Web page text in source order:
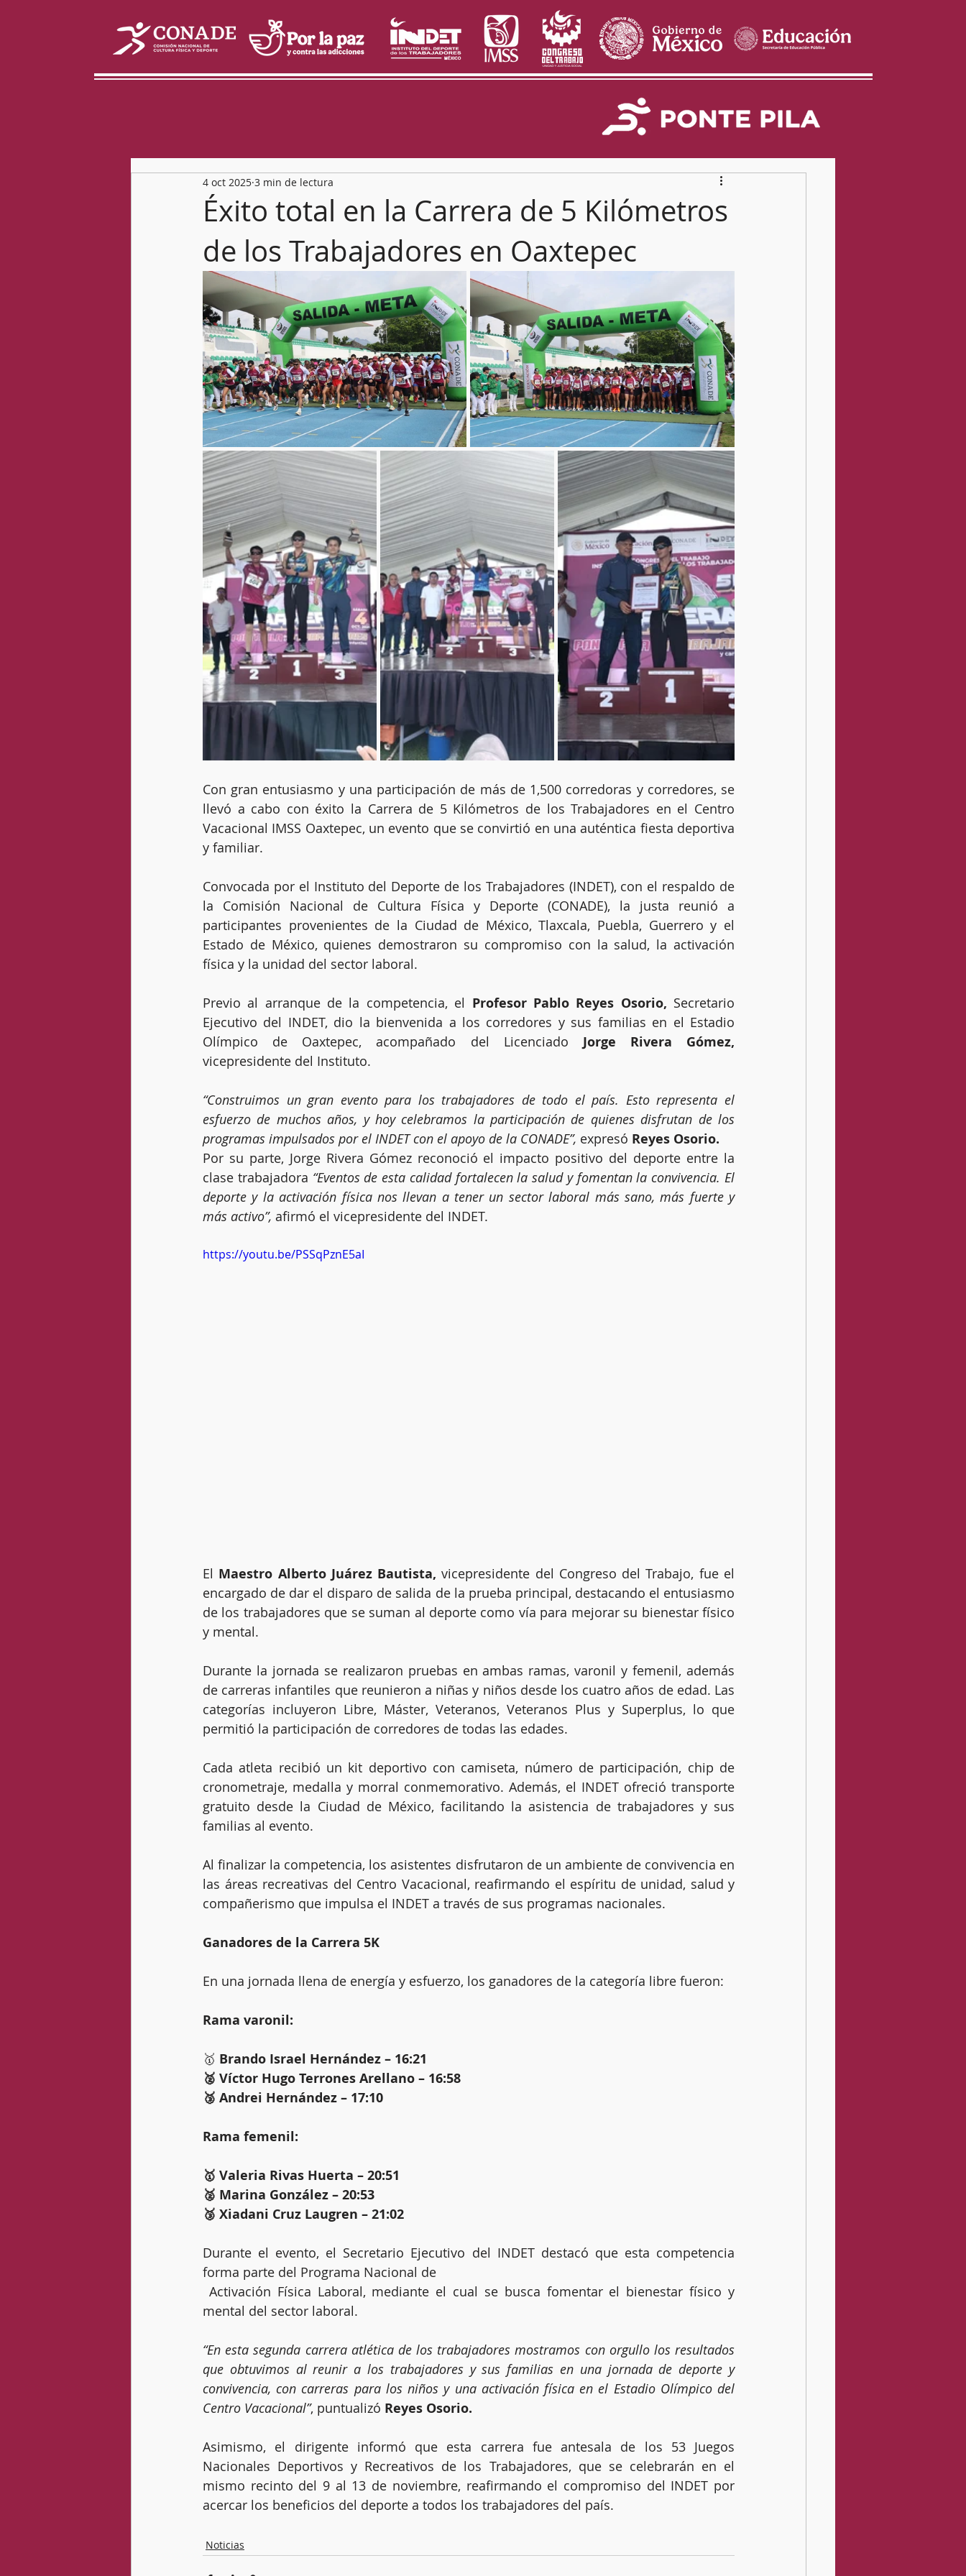
Éxito total en la Carrera de 5 Kilómetros
de los Trabajadores en Oaxtepec
4 oct 2025 3 min de lectura
Con gran entusiasmo y una participación de más de 1,500 corredoras y corredores, se
llevó a cabo con éxito la Carrera de 5 Kilómetros de los Trabajadores en el Centro
Vacacional IMSS Oaxtepec, un evento que se convirtió en una auténtica fiesta deportiva
y familiar.
Convocada por el Instituto del Deporte de los Trabajadores (INDET), con el respaldo de
la Comisión Nacional de Cultura Física y Deporte (CONADE), la justa reunió a
participantes provenientes de la Ciudad de México, Tlaxcala, Puebla, Guerrero y el
Estado de México, quienes demostraron su compromiso con la salud, la activación
física y la unidad del sector laboral.
Previo al arranque de la competencia, el Profesor Pablo Reyes Osorio, Secretario
Ejecutivo del INDET, dio la bienvenida a los corredores y sus familias en el Estadio
Olímpico de Oaxtepec, acompañado del Licenciado Jorge Rivera Gómez,
vicepresidente del Instituto.
“Construimos un gran evento para los trabajadores de todo el país. Esto representa el
esfuerzo de muchos años, y hoy celebramos la participación de quienes disfrutan de los
programas impulsados por el INDET con el apoyo de la CONADE”, expresó Reyes Osorio.
Por su parte, Jorge Rivera Gómez reconoció el impacto positivo del deporte entre la
clase trabajadora “Eventos de esta calidad fortalecen la salud y fomentan la convivencia. El
deporte y la activación física nos llevan a tener un sector laboral más sano, más fuerte y
más activo”, afirmó el vicepresidente del INDET.
https://youtu.be/PSSqPznE5aI
El Maestro Alberto Juárez Bautista, vicepresidente del Congreso del Trabajo, fue el
encargado de dar el disparo de salida de la prueba principal, destacando el entusiasmo
de los trabajadores que se suman al deporte como vía para mejorar su bienestar físico
y mental.
Durante la jornada se realizaron pruebas en ambas ramas, varonil y femenil, además
de carreras infantiles que reunieron a niñas y niños desde los cuatro años de edad. Las
categorías incluyeron Libre, Máster, Veteranos, Veteranos Plus y Superplus, lo que
permitió la participación de corredores de todas las edades.
Cada atleta recibió un kit deportivo con camiseta, número de participación, chip de
cronometraje, medalla y morral conmemorativo. Además, el INDET ofreció transporte
gratuito desde la Ciudad de México, facilitando la asistencia de trabajadores y sus
familias al evento.
Al finalizar la competencia, los asistentes disfrutaron de un ambiente de convivencia en
las áreas recreativas del Centro Vacacional, reafirmando el espíritu de unidad, salud y
compañerismo que impulsa el INDET a través de sus programas nacionales.
Ganadores de la Carrera 5K
En una jornada llena de energía y esfuerzo, los ganadores de la categoría libre fueron:
Rama varonil:
🥇 Brando Israel Hernández – 16:21
🥈 Víctor Hugo Terrones Arellano – 16:58
🥉 Andrei Hernández – 17:10
Rama femenil:
🥇 Valeria Rivas Huerta – 20:51
🥈 Marina González – 20:53
🥉 Xiadani Cruz Laugren – 21:02
Durante el evento, el Secretario Ejecutivo del INDET destacó que esta competencia
forma parte del Programa Nacional de
mental del sector laboral.
“En esta segunda carrera atlética de los trabajadores mostramos con orgullo los resultados
que obtuvimos al reunir a los trabajadores y sus familias en una jornada de deporte y
convivencia, con carreras para los niños y una activación física en el Estadio Olímpico del
Centro Vacacional”, puntualizó Reyes Osorio.
Asimismo, el dirigente informó que esta carrera fue antesala de los 53 Juegos
Nacionales Deportivos y Recreativos de los Trabajadores, que se celebrarán en el
mismo recinto del 9 al 13 de noviembre, reafirmando el compromiso del INDET por
acercar los beneficios del deporte a todos los trabajadores del país.
Noticias